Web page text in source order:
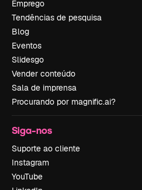
Emprego
Tendências de pesquisa
Blog
Eventos
Slidesgo
Vender conteúdo
Sala de imprensa
Procurando por magnific.ai?
Siga-nos
Suporte ao cliente
Instagram
YouTube